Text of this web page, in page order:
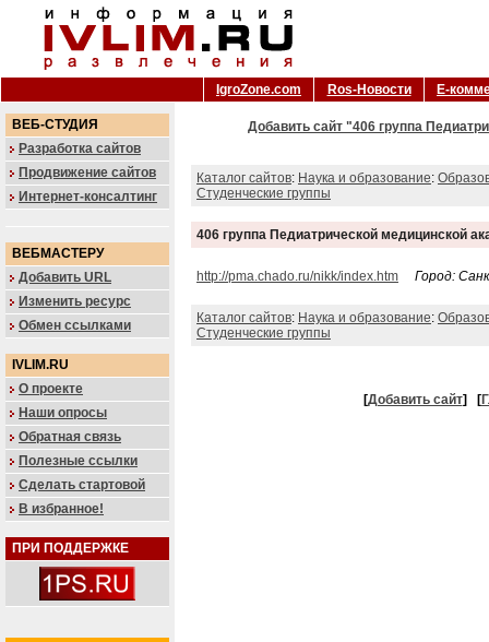
IgroZone.com Ros-Новости Е-
ВЕБ-СТУДИЯ
Разработка сайтов
Продвижение сайтов
Интернет-консалтинг
ВЕБМАСТЕРУ
Добавить URL
Изменить ресурс
Обмен ссылками
IVLIM.RU
О проекте
Наши опросы
Обратная связь
Полезные ссылки
Сделать стартовой
В избранное!
ПРИ ПОДДЕРЖКЕ
Добавить сайт "406 группа
Каталог сайтов: Наука и образование:
Студенческие группы
406 группа Педиатрической медицинской
http://pma.chado.ru/nikk/index.htm Город:
Каталог сайтов: Наука и образование:
Студенческие группы
[Добавить сайт] [